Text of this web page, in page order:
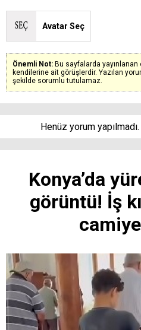
Avatar Seç
Önemli Not: Bu sayfalarda yayınlanan
kendilerine ait görüşlerdir. Yazılan
şekilde sorumlu tutulamaz.
Henüz yorum
Konya’da
görüntü! İş